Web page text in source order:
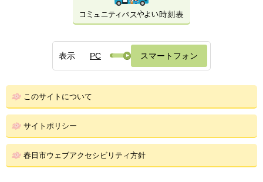
表示 PC スマートフォン
このサイトについて
サイトポリシー
春日市ウェブアクセシビリティ方針